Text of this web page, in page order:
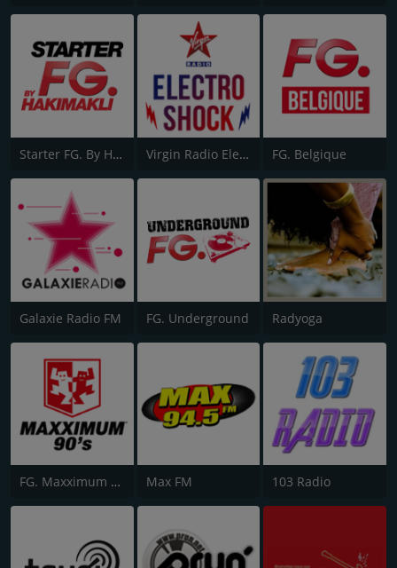
Starter FG. By Hakimakli Virgin Radio Electroshock FG. Belgique
Galaxie Radio FM FG. Underground Radyoga
FG. Maxximum 90's Max FM 103 Radio